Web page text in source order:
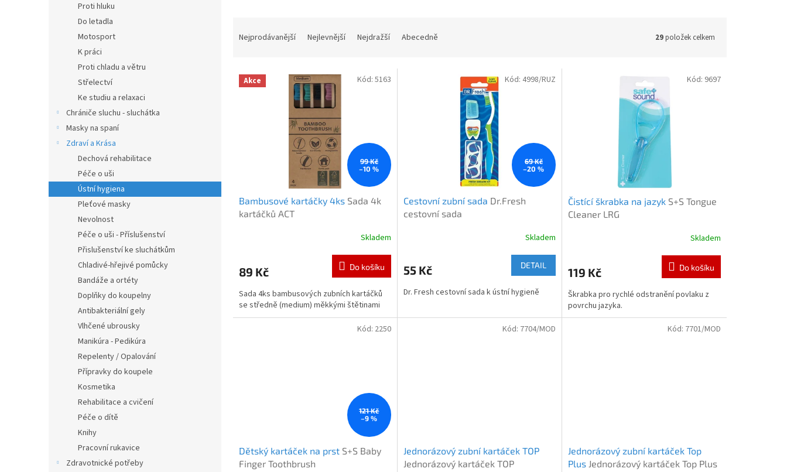
Proti hluku
Do letadla
Motosport
K práci
Proti chladu a větru
Střelectví
Ke studiu a relaxaci
Chrániče sluchu - sluchátka
Masky na spaní
Zdraví a Krása
Dechová rehabilitace
Péče o uši
Ústní hygiena
Pleťové masky
Nevolnost
Péče o uši - Příslušenství
Přislušenství ke sluchátkům
Chladivé-hřejivé pomůcky
Bandáže a ortéty
Doplňky do koupelny
Antibakteriální gely
Vlhčené ubrousky
Manikúra - Pedikúra
Repelenty / Opalování
Přípravky do koupele
Kosmetika
Rehabilitace a cvičení
Péče o dítě
Knihy
Pracovní rukavice
Zdravotnické potřeby
n
Nejprodávanější Nejlevnější Nejdražší Abecedně 29položek celkem
V Akce
99 Kč
–10 %
Bambusové kartáčky 4ks Sada 4k
kartáčků ACT
Skladem
89 Kč Do košíku
Sada 4ks bambusových zubních kartáčků
se středně (medium) měkkými štětinami
Kód: 5163
69 Kč
–20 %
Cestovní zubní sada Dr.Fresh
cestovní sada
Skladem
55 Kč DETAIL
Dr. Fresh cestovní sada k ústní hygieně
Kód: 4998/RUZ
Čistící škrabka na jazyk S+S Tongue
Cleaner LRG
Skladem
119 Kč Do košíku
Škrabka pro rychlé odstranění povlaku z
povrchu jazyka.
Kód: 9697
121 Kč
–9 %
Dětský kartáček na prst S+S Baby
Finger Toothbrush
Kód: 2250
Jednorázový zubní kartáček TOP
Jednorázový kartáček TOP
Kód: 7704/MOD
Jednorázový zubní kartáček Top
Plus Jednorázový kartáček Top Plus
Kód: 7701/MOD